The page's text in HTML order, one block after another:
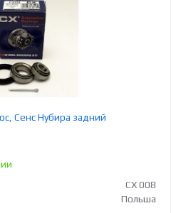
Сенс Нубира задний
CX 008
Польша